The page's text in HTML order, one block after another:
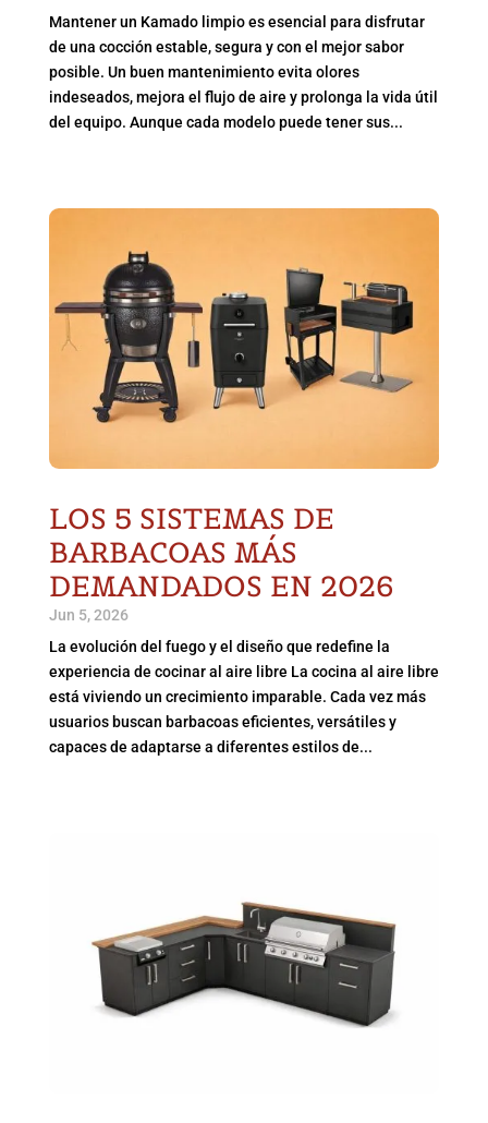
Mantener un Kamado limpio es esencial para disfrutar
de una cocción estable, segura y con el mejor sabor
posible. Un buen mantenimiento evita olores
indeseados, mejora el flujo de aire y prolonga la vida útil
del equipo. Aunque cada modelo puede tener sus...
LOS 5 SISTEMAS DE
BARBACOAS MÁS
DEMANDADOS EN 2026
Jun 5, 2026
La evolución del fuego y el diseño que redefine la
experiencia de cocinar al aire libre La cocina al aire libre
está viviendo un crecimiento imparable. Cada vez más
usuarios buscan barbacoas eficientes, versátiles y
capaces de adaptarse a diferentes estilos de...